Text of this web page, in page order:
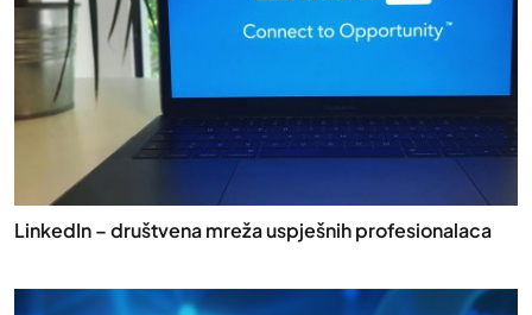
LinkedIn – društvena mreža uspješnih profesionalaca